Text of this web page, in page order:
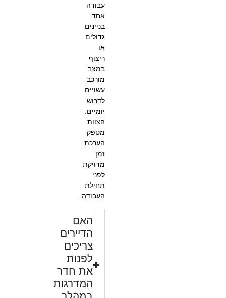
עבודה
אחד.
בניינים
גדולים
או
ריצוף
במצב
מורכב
עשויים
לדרוש
יומיים.
הצוות
מספק
הערכת
זמן
מדויקת
לפני
תחילת
העבודה.
האם
הדיירים
צריכים
לפנות
את חדר
המדרגות